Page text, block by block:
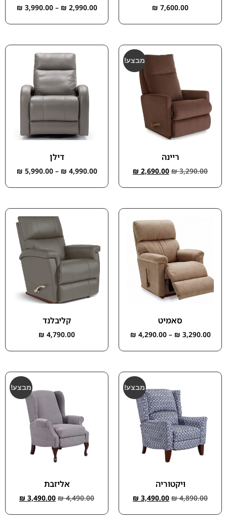
₪ 7,600.00
₪ 2,990.00
–
₪ 3,990.00
מבצע!
ריינה
₪3,290.00
₪ 2,690.00
דילן
₪ 4,990.00
–
₪ 5,990.00
סאמיט
₪ 3,290.00
–
₪ 4,290.00
קליבלנד
₪ 4,790.00
מבצע!
ויקטוריה
₪4,890.00
₪ 3,490.00
מבצע!
אליזבת
₪4,490.00
₪ 3,490.00